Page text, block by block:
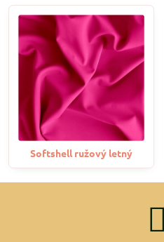
Softshell ružový letný